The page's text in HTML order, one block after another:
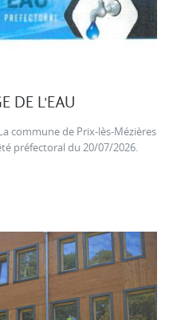
DE L'EAU
La commune de Prix-lès-Mézières
préfectoral du 20/07/2026.